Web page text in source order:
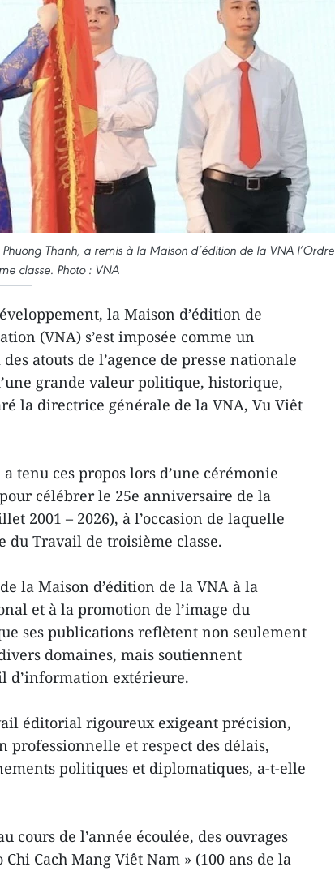
Thanh, a remis à la Maison d’édition de la VNA l’Ordre
classe. Photo : VNA
la Maison d’édition de
(VNA) s’est imposée comme un
atouts de l’agence de presse nationale
grande valeur politique, historique,
la directrice générale de la VNA, Vu Viêt
tenu ces propos lors d’une cérémonie
célébrer le 25e anniversaire de la
2001 – 2026), à l’occasion de laquelle
du Travail de troisième classe.
la Maison d’édition de la VNA à la
et à la promotion de l’image du
ses publications reflètent non seulement
domaines, mais soutiennent
d’information extérieure.
éditorial rigoureux exigeant précision,
et respect des délais,
politiques et diplomatiques, a-t-elle
cours de l’année écoulée, des ouvrages
Cach Mang Viêt Nam » (100 ans de la